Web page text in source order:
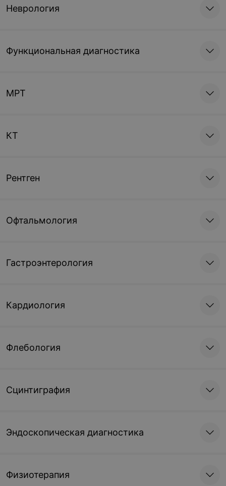
Неврология
Функциональная диагностика
МРТ
КТ
Рентген
Офтальмология
Гастроэнтерология
Кардиология
Флебология
Сцинтиграфия
Эндоскопическая диагностика
Физиотерапия